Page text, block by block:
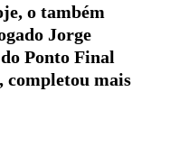
o também
Jorge
Ponto Final
completou mais